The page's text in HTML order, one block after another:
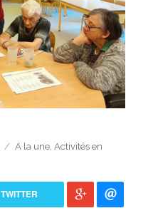
Catégories
A la une, Activités en
TWITTER